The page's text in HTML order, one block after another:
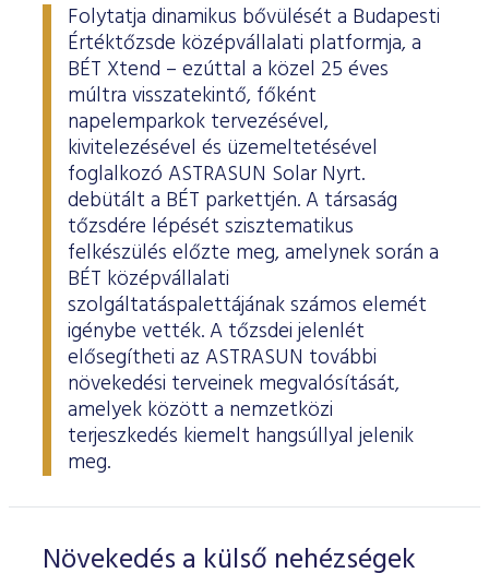
Folytatja dinamikus bővülését a Budapesti
Értéktőzsde középvállalati platformja, a
BÉT Xtend – ezúttal a közel 25 éves
múltra visszatekintő, főként
napelemparkok tervezésével,
kivitelezésével és üzemeltetésével
foglalkozó ASTRASUN Solar Nyrt.
debütált a BÉT parkettjén. A társaság
tőzsdére lépését szisztematikus
felkészülés előzte meg, amelynek során a
BÉT középvállalati
szolgáltatáspalettájának számos elemét
igénybe vették. A tőzsdei jelenlét
elősegítheti az ASTRASUN további
növekedési terveinek megvalósítását,
amelyek között a nemzetközi
terjeszkedés kiemelt hangsúllyal jelenik
meg.
Növekedés a külső nehézségek